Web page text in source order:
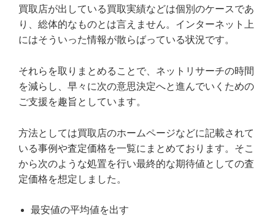
買取店が出している買取実績などは個別のケースであ
り、総体的なものとは言えません。インターネット上
にはそういった情報が散らばっている状況です。
それらを取りまとめることで、ネットリサーチの時間
を減らし、早々に次の意思決定へと進んでいくための
ご支援を趣旨としています。
方法としては買取店のホームページなどに記載されて
いる事例や査定価格を一覧にまとめております。そこ
から次のような処置を行い最終的な期待値としての査
定価格を想定しました。
最安値の平均値を出す